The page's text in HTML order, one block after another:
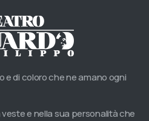
e di coloro che ne amano ogni
e nella sua personalità che